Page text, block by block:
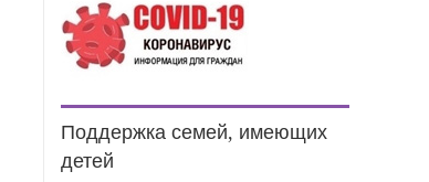
Поддержка семей, имеющих
детей